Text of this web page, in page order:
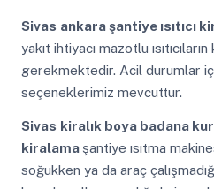
Sivas ankara şantiye ısıtıcı
yakıt ihtiyacı mazotlu ısıtıcıların
gerekmektedir. Acil durumlar
seçeneklerimiz mevcuttur.
Sivas kiralık boya badana
kiralama şantiye ısıtma
soğukken ya da araç